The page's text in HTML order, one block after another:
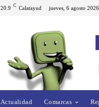
20.9 C Calatayud jueves, 6 agosto 2026
Actualidad Comarcas